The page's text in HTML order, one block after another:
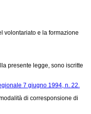
volontariato e la formazione
presente legge, sono iscritte
7 giugno 1994, n. 22.
di corresponsione di